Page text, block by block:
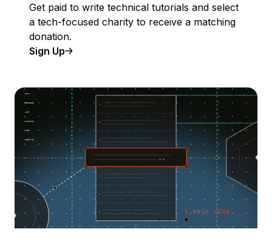
Get paid to write technical tutorials and select
a tech-focused charity to receive a matching
donation.
Sign Up